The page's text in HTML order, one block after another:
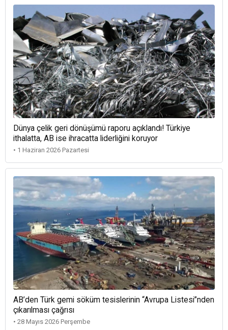
Dünya çelik geri dönüşümü raporu açıklandı! Türkiye
ithalatta, AB ise ihracatta liderliğini koruyor
• 1 Haziran 2026 Pazartesi
AB’den Türk gemi söküm tesislerinin “Avrupa Listesi”nden
çıkarılması çağrısı
• 28 Mayıs 2026 Perşembe